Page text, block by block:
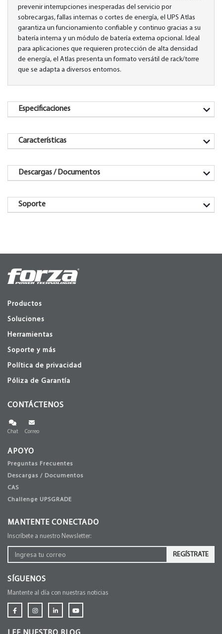
prevenir interrupciones inesperadas del servicio por
sobrecargas, fallas internas o cortes de energía, el UPS Atlas
garantiza un funcionamiento confiable y continuo gracias a su
batería interna y un módulo de batería externa opcional. Ideal
para aplicaciones que requieren protección de alta densidad
de energía, el Atlas presenta un formato versátil de rack/torre
que se adapta a diversos entornos.
Especificaciones
Características
Descargas / Documentos
Soporte
Productos
Soluciones
Herramientas
Soporte y más
Política de privacidad
Póliza de Garantía
CONTÁCTENOS
Chat Correo
APOYO
Preguntas Frecuentes
Descargas / Documentos
CAS
Challenge UPSGRADE
MANTENTE CONECTADO
Inscríbete a nuestro Newsletter:
REGÍSTRATE
SÍGUENOS
Mantente al día con nuestras noticias